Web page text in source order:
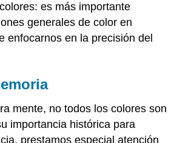
es más importante
generales de color en
enfocarnos en la precisión del
mente, no todos los colores son
importancia histórica para
prestamos especial atención